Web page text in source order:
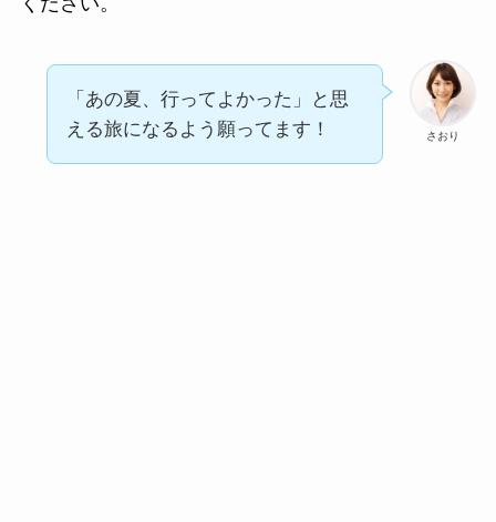
さおり
「あの夏、行ってよかった」と思
える旅になるよう願ってます！